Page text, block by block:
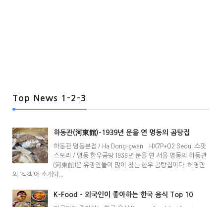
Top News 1-2-3
하동관(河東館)-1939년 문을 연 명동의 곰탕집
하동관 명동본점 / Ha Dong-gwan HX7P+Q2 Seoul 스팟
스토리 / 명동 한우곰탕 1939년 문을 연 서울 명동의 하동관
(河東館)은 유명인들이 많이 찾는 한우 곰탕집이다. 허영만
의 ‘식객’에 소개되...
K-Food - 외국인이 좋아하는 한국 음식 Top 10